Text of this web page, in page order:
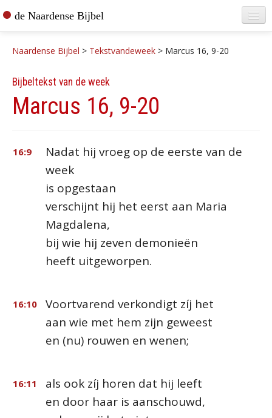
de Naardense Bijbel
Bijbel bestellen
De vertaler
Naardense Bijbel > Tekstvandeweek > Marcus 16, 9-20
Bijbeltekst van de week
Marcus 16, 9-20
16:9
Nadat hij vroeg op de eerste van de
week
is opgestaan
verschijnt hij het eerst aan Maria
Magdalena,
bij wie hij zeven demonieën
heeft uitgeworpen.
16:10
Voortvarend verkondigt zíj het
aan wie met hem zijn geweest
en (nu) rouwen en wenen;
16:11
als ook zíj horen dat hij leeft
en door haar is aanschouwd,